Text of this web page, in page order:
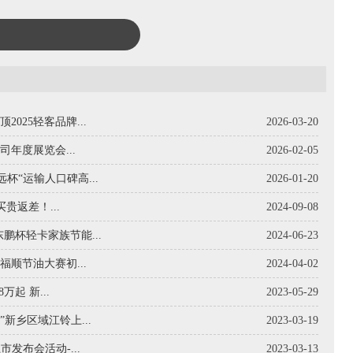
2025轻客品牌... 2026-03-20
年度展览会... 2026-02-05
“运输人口碑高... 2026-01-20
返差！... 2024-09-08
杯轻卡家族节能... 2024-06-23
顺节油大赛初... 2024-04-02
起 新... 2023-05-29
乡区域江铃上... 2023-03-19
发布会活动-... 2023-03-13